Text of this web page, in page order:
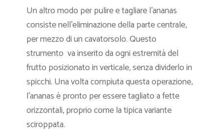
Un altro modo per pulire e tagliare l’ananas
consiste nell’eliminazione della parte centrale,
per mezzo di un cavatorsolo. Questo
strumento va inserito da ogni estremità del
frutto posizionato in verticale, senza dividerlo in
spicchi. Una volta compiuta questa operazione,
l’ananas è pronto per essere tagliato a fette
orizzontali, proprio come la tipica variante
sciroppata.